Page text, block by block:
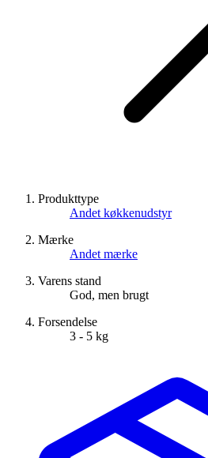
Produkttype
Andet køkkenudstyr
Mærke
Andet mærke
Varens stand
God, men brugt
Forsendelse
3 - 5 kg